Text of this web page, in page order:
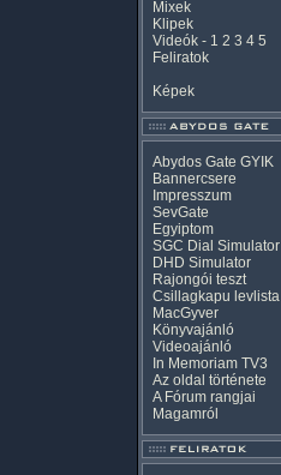
Mixek
Klipek
Videók - 1 2 3 4 5
Feliratok
Képek
Abydos Gate GYIK
Bannercsere
Impresszum
SevGate
Egyiptom
SGC Dial Simulator
DHD Simulator
Rajongói teszt
Csillagkapu levlista
MacGyver
Könyvajánló
Videoajánló
In Memoriam TV3
Az oldal története
A Fórum rangjai
Magamról